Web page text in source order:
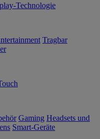
Technologie
Tragbar
Gaming Headsets und
Smart-Geräte